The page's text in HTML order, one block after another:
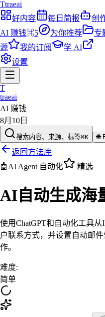
Ttraeai
好内容
每日简报 创
AI 赚钱⌘5 为你推荐 专
源
我的订阅
学 AI
设置
T
traeai
AI 赚钱
8月10日
搜索内容、来源、标签⌘K 🌐
返回方法库
🤖 AI Agent 自动化 精选
AI自动生成海
使用ChatGPT和自动化工具从
户联系方式，并设置自动邮
作。
难度:
简单